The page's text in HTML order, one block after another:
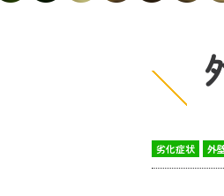
劣化症状 外